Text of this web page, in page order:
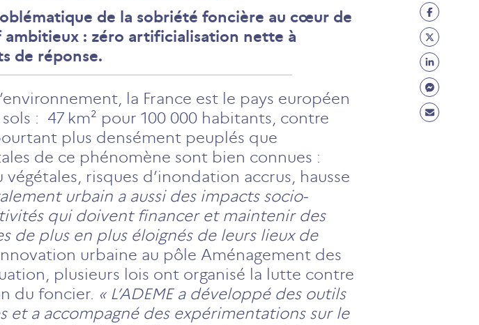
de la sobriété foncière au cœur de
ambitieux : zéro artificialisation nette à
de réponse.
Partage
(ouvre
un
nouvel
onglet)
Partage
Twitter
(ouvre
un
nouvel
Partage
(ouvre
un
Partage
(ouvre
Partage
la France est le pays européen
: 47 km² pour 100 000 habitants, contre
plus densément peuplés que
de ce phénomène sont bien connues :
risques d’inondation accrus, hausse
urbain a aussi des impacts socio-
qui doivent financer et maintenir des
de plus en plus éloignés de leurs lieux de
urbaine au pôle Aménagement des
plusieurs lois ont organisé la lutte contre
du foncier. « L’ADEME a développé des outils
et a accompagné des expérimentations sur le